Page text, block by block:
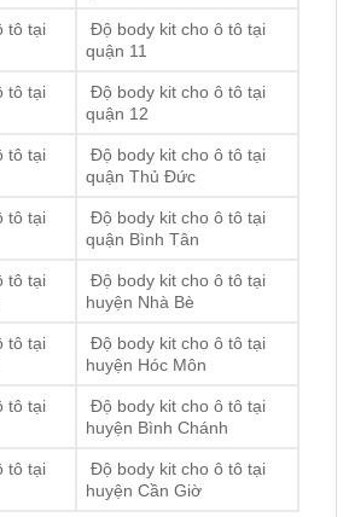
tô tại
Độ body kit cho ô tô tại
quận 12
tô tại
Độ body kit cho ô tô tại
quận Thủ Đức
tô tại
Độ body kit cho ô tô tại
quận Bình Tân
tô tại
Độ body kit cho ô tô tại
huyện Nhà Bè
tô tại
Độ body kit cho ô tô tại
huyện Hóc Môn
tô tại
Độ body kit cho ô tô tại
huyện Bình Chánh
tô tại
Độ body kit cho ô tô tại
huyện Cần Giờ
TRUNG TÂM PHỤ KIỆN Ô